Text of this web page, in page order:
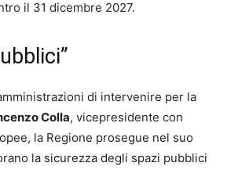
il 31 dicembre 2027.
di intervenire per la
Colla, vicepresidente con
la Regione prosegue nel suo
la sicurezza degli spazi pubblici